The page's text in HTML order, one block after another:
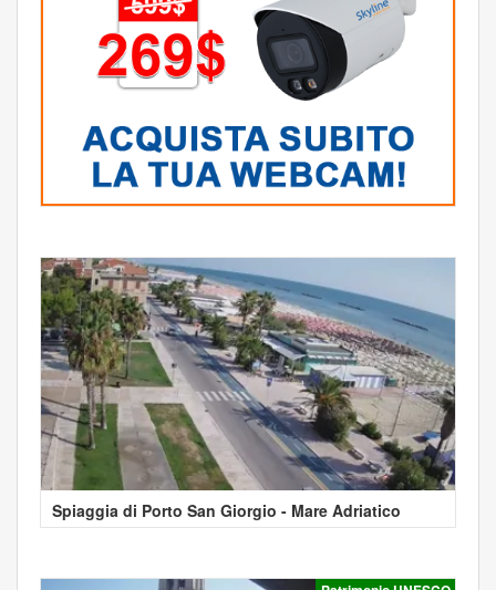
Spiaggia di Porto San Giorgio - Mare Adriatico